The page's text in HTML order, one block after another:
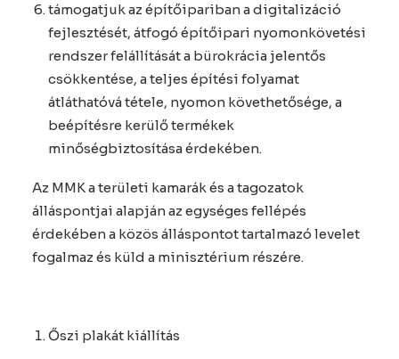
támogatjuk az építőipariban a digitalizáció
fejlesztését, átfogó építőipari nyomonkövetési
rendszer felállítását a bürokrácia jelentős
csökkentése, a teljes építési folyamat
átláthatóvá tétele, nyomon követhetősége, a
beépítésre kerülő termékek
minőségbiztosítása érdekében.
Az MMK a területi kamarák és a tagozatok
álláspontjai alapján az egységes fellépés
érdekében a közös álláspontot tartalmazó levelet
fogalmaz és küld a minisztérium részére.
Őszi plakát kiállítás